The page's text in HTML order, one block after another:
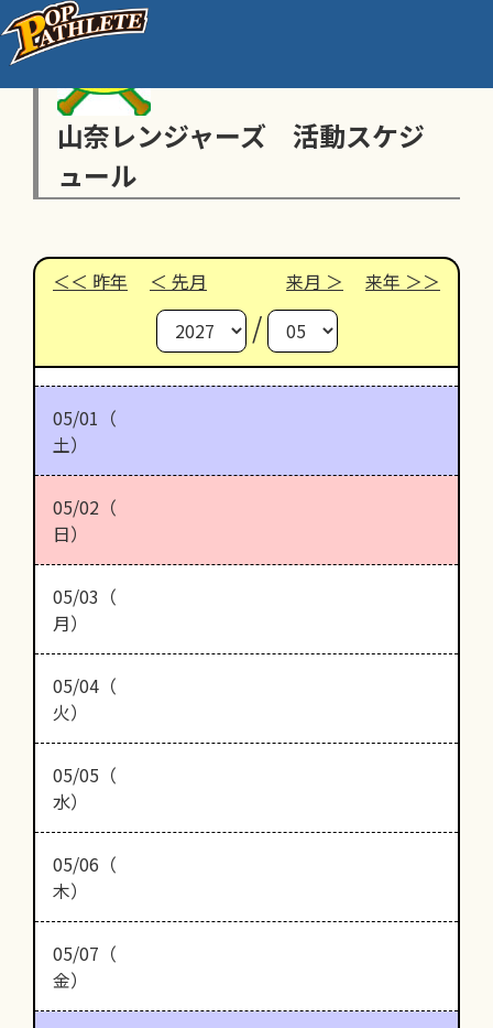
山奈レンジャーズ 活動スケジ
ュール
昨年 先月 来月 来年
/
05/01（
土）
05/02（
日）
05/03（
月）
05/04（
火）
05/05（
水）
05/06（
木）
05/07（
金）